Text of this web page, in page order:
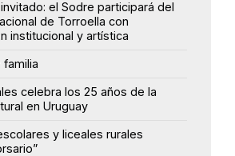
el Sodre participará del
de Torroella con
institucional y artística
celebra los 25 años de la
en Uruguay
y liceales rurales